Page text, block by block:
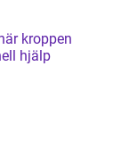
hjälp